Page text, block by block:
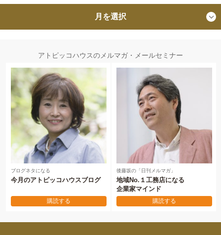
月を選択
アトピッコハウスのメルマガ・メールセミナー
ブログネタになる
今月のアトピッコハウスブログ
購読する
後藤坂の「日刊メルマガ」
地域No.１工務店になる
企業家マインド
購読する